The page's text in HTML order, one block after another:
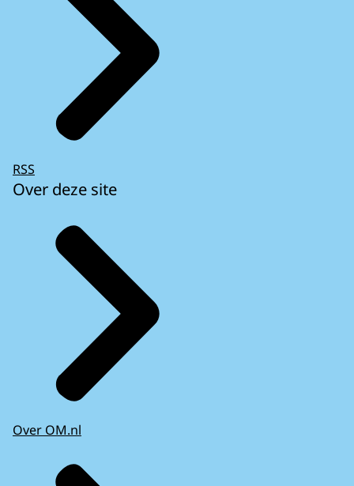
RSS
Over deze site
Over OM.nl